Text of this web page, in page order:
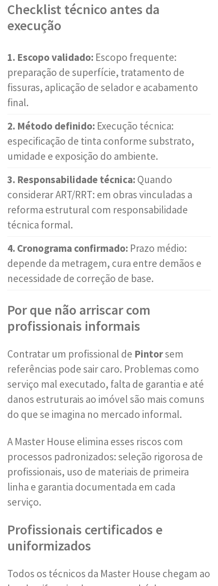
Checklist técnico antes da
execução
1. Escopo validado: Escopo frequente:
preparação de superfície, tratamento de
fissuras, aplicação de selador e acabamento
final.
2. Método definido: Execução técnica:
especificação de tinta conforme substrato,
umidade e exposição do ambiente.
3. Responsabilidade técnica: Quando
considerar ART/RRT: em obras vinculadas a
reforma estrutural com responsabilidade
técnica formal.
4. Cronograma confirmado: Prazo médio:
depende da metragem, cura entre demãos e
necessidade de correção de base.
Por que não arriscar com
profissionais informais
Contratar um profissional de Pintorsem
referências pode sair caro. Problemas como
serviço mal executado, falta de garantia e até
danos estruturais ao imóvel são mais comuns
do que se imagina no mercado informal.
A Master House elimina esses riscos com
processos padronizados: seleção rigorosa de
profissionais, uso de materiais de primeira
linha e garantia documentada em cada
serviço.
Profissionais certificados e
uniformizados
Todos os técnicos da Master House chegam ao